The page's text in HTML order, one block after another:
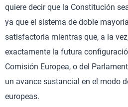
quiere decir que la Constitución
ya que el sistema de doble
satisfactoria mientras que, a la
exactamente la futura
Comisión Europea, o del
un avance sustancial en el modo
europeas.